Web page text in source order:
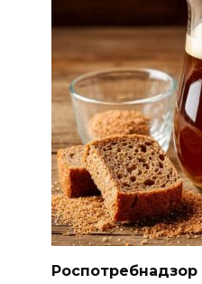
с Днем
08 августа 2026
Ростовчане
Новороссийске
08 августа 2026
В Ростовской
техногенных
Роспотребнадзор